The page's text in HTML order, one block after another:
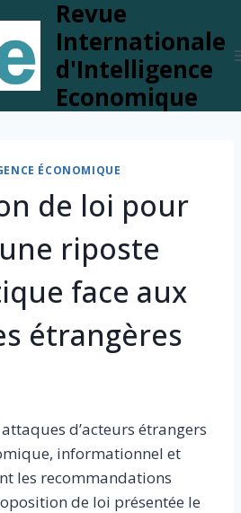
Revue
Internationale
d'Intelligence
Economique
ÉCONOMIQUE
de loi pour
riposte
face aux
étrangères
d’acteurs étrangers
informationnel et
les recommandations
de loi présentée le